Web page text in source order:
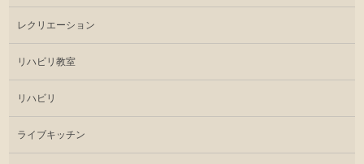
レクリエーション
リハビリ教室
リハビリ
ライブキッチン